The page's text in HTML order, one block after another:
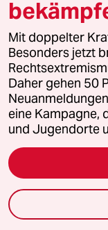
G
Mit doppelter
Besonders jetzt
Daher gehen 50
eine Kampagne,
und Jugendorte